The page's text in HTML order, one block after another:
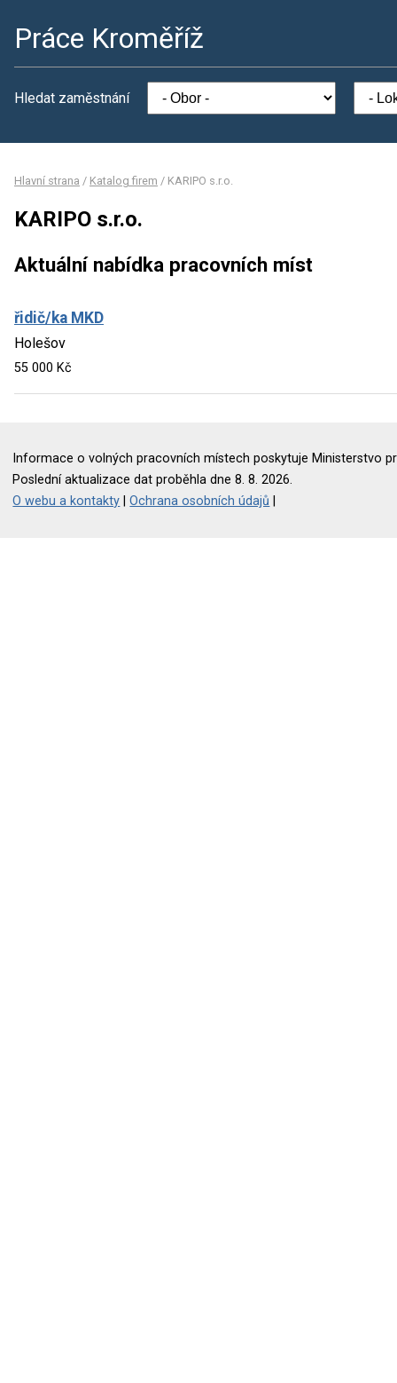
Práce Kroměříž
Hledat zaměstnání
Hlavní strana / Katalog firem / KARIPO s.r.o.
KARIPO s.r.o.
Aktuální nabídka pracovních míst
řidič/ka MKD
Holešov
55 000 Kč
Informace o volných pracovních místech poskytuje Ministerstvo
Poslední aktualizace dat proběhla dne 8. 8. 2026.
O webu a kontakty |Ochrana osobních údajů